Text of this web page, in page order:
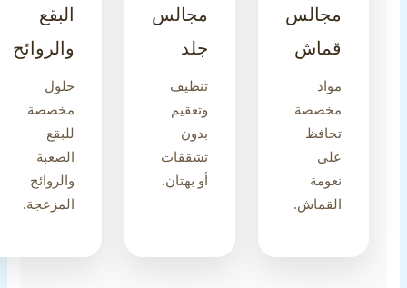
مجالس
قماش
مخصصة
تحافظ
نعومة
القماش.
مجالس
تنظيف
وتعقيم
تشققات
أو بهتان.
والروائح
مخصصة
الصعبة
والروائح
المزعجة.